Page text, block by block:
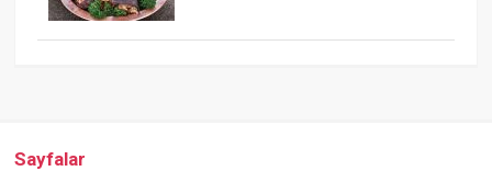
Sayfalar